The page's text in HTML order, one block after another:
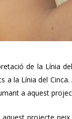
de la Línia
a la Línia del
a aquest